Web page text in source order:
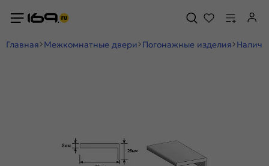
Главная Межкомнатные двери Погонажные изделия